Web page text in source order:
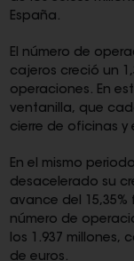
España.
El número de
cajeros creció un
operaciones. En
ventanilla, que
cierre de oficinas y
En el mismo
desacelerado su
avance del 15,35%
número de
los 1.937 millones,
de euros.